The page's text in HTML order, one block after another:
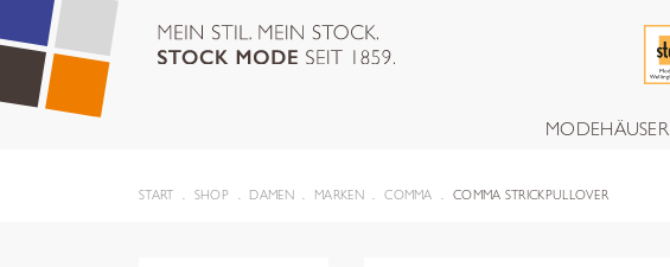
MODEHÄUSER
START SHOP DAMEN MARKEN COMMA COMMA STRICKPULLOVER